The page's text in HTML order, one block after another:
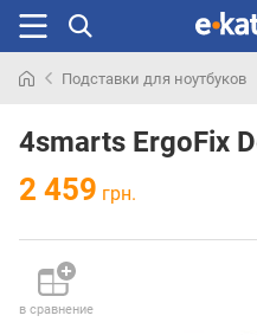
раньше
Подставки для ноутбуков
4smarts ErgoFix
2 459 грн.
в сравнение